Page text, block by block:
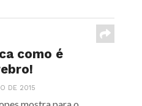
como é
DE 2015